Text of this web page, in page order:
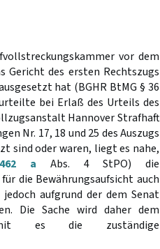
vor dem
Gericht des ersten Rechtszugs
hat (BGHR BtMG § 36
bei Erlaß des Urteils des
Hannover Strafhaft
Nr. 17, 18 und 25 des Auszugs
sind oder waren, liegt es nahe,
462 a Abs. 4 StPO) die
die Bewährungsaufsicht auch
aufgrund der dem Senat
Die Sache wird daher dem
es die zuständige